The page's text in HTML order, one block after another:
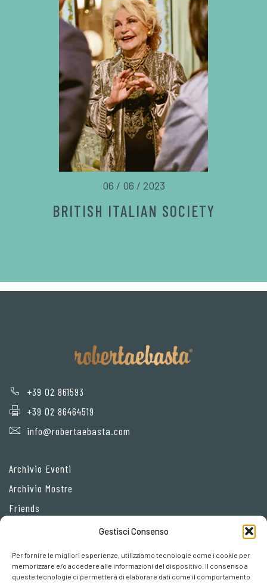
Gestisci Consenso
Per fornire le migliori esperienze, utilizziamo tecnologie come i cookie per
memorizzare e/o accedere alle informazioni del dispositivo. Il consenso a
queste tecnologie ci permetterà di elaborare dati come il comportamento
06 / 06 / 2023
BRITISH ITALIAN SOCIETY
+39 02 861593
+39 02 86464519
info@robertaebasta.com
Archivio Eventi
Archivio Mostre
Friends
Cookie policy